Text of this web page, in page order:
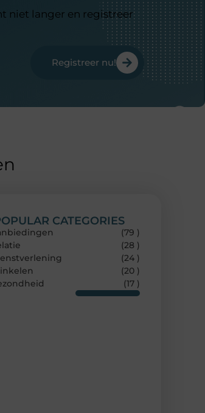
niet langer en registreer
Registreer nu!
CATEGORIES
(79 )
(28 )
(24 )
(20 )
(17 )